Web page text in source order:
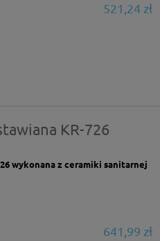
521,24 zł
KR-726
wykonana z ceramiki sanitarnej
641,99 zł